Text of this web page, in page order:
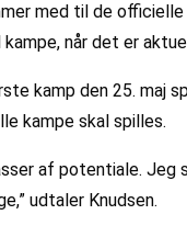
med til de
når det er
kamp den 25.
kampe skal spilles.
af potentiale.
udtaler Knudsen.